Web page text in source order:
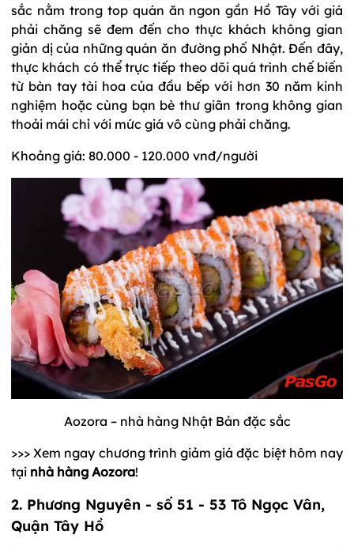
sắc nằm trong top quán ăn ngon gần Hồ Tây với giá
phải chăng sẽ đem đến cho thực khách không gian
giản dị của những quán ăn đường phố Nhật. Đến đây,
thực khách có thể trực tiếp theo dõi quá trình chế biến
từ bàn tay tài hoa của đầu bếp với hơn 30 năm kinh
nghiệm hoặc cùng bạn bè thư giãn trong không gian
thoải mái chỉ với mức giá vô cùng phải chăng.
Khoảng giá: 80.000 - 120.000 vnđ/người
Aozora – nhà hàng Nhật Bản đặc sắc
>>> Xem ngay chương trình giảm giá đặc biệt hôm nay
tại nhà hàng Aozora!
2. Phương Nguyên - số 51 - 53 Tô Ngọc Vân,
Quận Tây Hồ